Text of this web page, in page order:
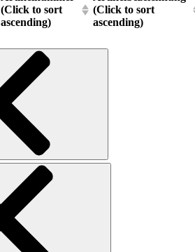
(Click to sort
ascending)
(Click to sort
ascending)